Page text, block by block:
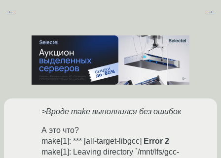
← →
>Вроде make выполнился без ошибок
А это что?
make[1]: *** [all-target-libgcc] Error 2
make[1]: Leaving directory `/mnt/lfs/gcc-